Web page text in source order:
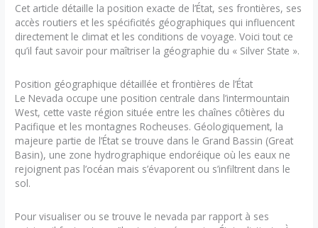
Cet article détaille la position exacte de l’État, ses frontières, ses
accès routiers et les spécificités géographiques qui influencent
directement le climat et les conditions de voyage. Voici tout ce
qu’il faut savoir pour maîtriser la géographie du « Silver State ».
Position géographique détaillée et frontières de l’État
Le Nevada occupe une position centrale dans l’intermountain
West, cette vaste région située entre les chaînes côtières du
Pacifique et les montagnes Rocheuses. Géologiquement, la
majeure partie de l’État se trouve dans le Grand Bassin (Great
Basin), une zone hydrographique endoréique où les eaux ne
rejoignent pas l’océan mais s’évaporent ou s’infiltrent dans le
sol.
Pour visualiser ou se trouve le nevada par rapport à ses